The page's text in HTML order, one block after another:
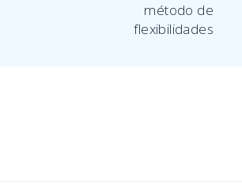
método de
flexibilidades